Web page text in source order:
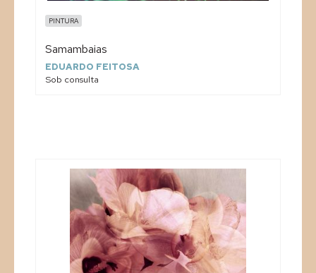
PINTURA
Samambaias
EDUARDO FEITOSA
Sob consulta